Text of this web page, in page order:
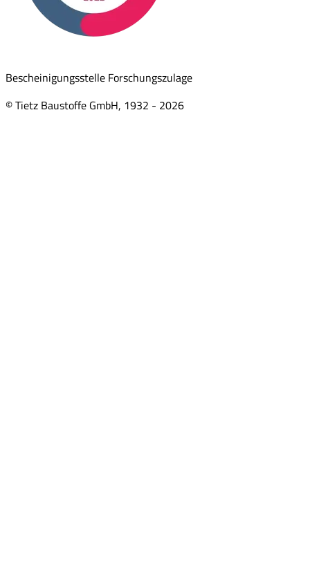
Bescheinigungsstelle Forschungszulage
© Tietz Baustoffe GmbH, 1932 - 2026